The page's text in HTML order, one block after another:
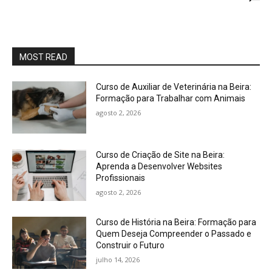
MOST READ
Curso de Auxiliar de Veterinária na Beira:
Formação para Trabalhar com Animais
agosto 2, 2026
Curso de Criação de Site na Beira:
Aprenda a Desenvolver Websites
Profissionais
agosto 2, 2026
Curso de História na Beira: Formação para
Quem Deseja Compreender o Passado e
Construir o Futuro
julho 14, 2026